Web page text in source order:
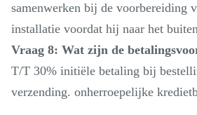
samenwerken bij de voorbereiding
installatie voordat hij naar het
Vraag 8: Wat zijn de
T/T 30% initiële betaling bij
verzending. onherroepelijke